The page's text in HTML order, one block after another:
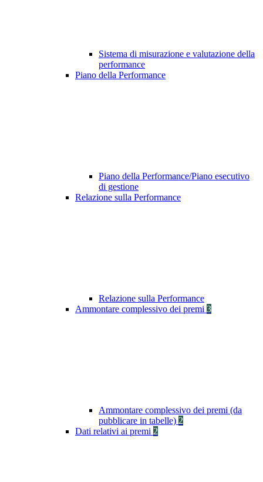
Sistema di misurazione e valutazione della
performance
Piano della Performance
Piano della Performance/Piano esecutivo
di gestione
Relazione sulla Performance
Relazione sulla Performance
Ammontare complessivo dei premi 3
Ammontare complessivo dei premi (da
pubblicare in tabelle) 2
Dati relativi ai premi 2